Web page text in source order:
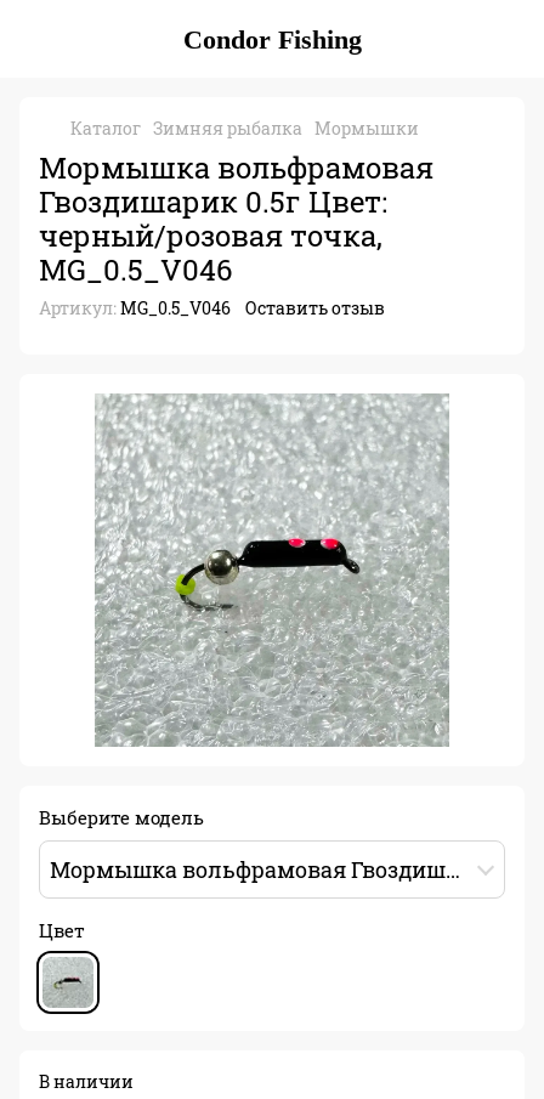
Condor Fishing
Каталог Зимняя рыбалка Мормышки
Мормышка вольфрамовая
Гвоздишарик 0.5г Цвет:
черный/розовая точка,
MG_0.5_V046
Артикул:MG_0.5_V046 Оставить отзыв
Выберите модель
Мормышка вольфрамовая Гвоздишарик 0.5г Цвет: черный/розовая точка
Цвет
В наличии